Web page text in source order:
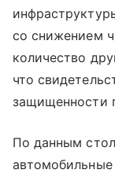
со снижением
количество
что
защищенности
По данным